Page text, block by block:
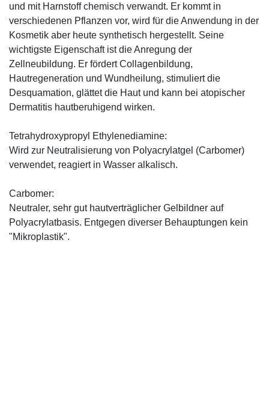
und mit Harnstoff chemisch verwandt. Er kommt in
verschiedenen Pflanzen vor, wird für die Anwendung in der
Kosmetik aber heute synthetisch hergestellt. Seine
wichtigste Eigenschaft ist die Anregung der
Zellneubildung. Er fördert Collagenbildung,
Hautregeneration und Wundheilung, stimuliert die
Desquamation, glättet die Haut und kann bei atopischer
Dermatitis hautberuhigend wirken.
Tetrahydroxypropyl Ethylenediamine:
Wird zur Neutralisierung von Polyacrylatgel (Carbomer)
verwendet, reagiert in Wasser alkalisch.
Carbomer:
Neutraler, sehr gut hautverträglicher Gelbildner auf
Polyacrylatbasis. Entgegen diverser Behauptungen kein
"Mikroplastik".